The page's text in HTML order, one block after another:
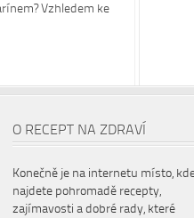
Vzhledem ke
O RECEPT NA ZDRAVÍ
Konečně je na internetu místo,
najdete pohromadě recepty,
zajímavosti a dobré rady, které